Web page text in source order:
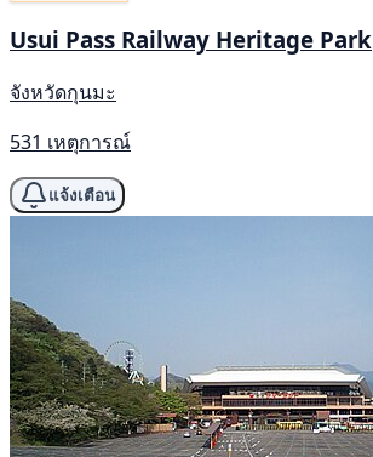
Usui Pass Railway Heritage Park
จังหวัดกุนมะ
531 เหตุการณ์
แจ้งเตือน